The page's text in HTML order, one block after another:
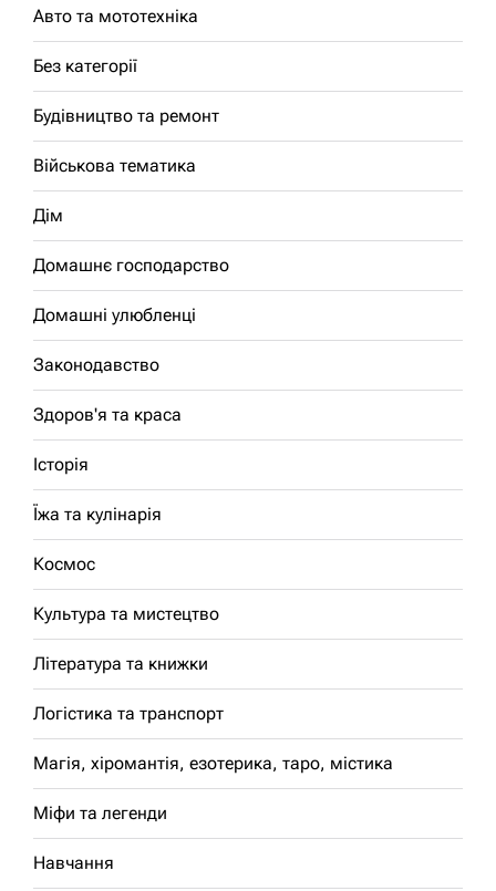
Авто та мототехніка
Без категорії
Будівництво та ремонт
Військова тематика
Дім
Домашнє господарство
Домашні улюбленці
Законодавство
Здоров'я та краса
Історія
Їжа та кулінарія
Космос
Культура та мистецтво
Література та книжки
Логістика та транспорт
Магія, хіромантія, езотерика, таро, містика
Міфи та легенди
Навчання